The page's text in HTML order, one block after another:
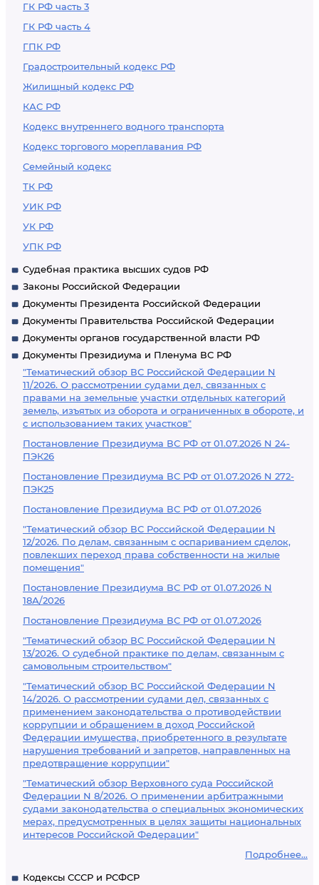
ГК РФ часть 3
ГК РФ часть 4
ГПК РФ
Градостроительный кодекс РФ
Жилищный кодекс РФ
КАС РФ
Кодекс внутреннего водного транспорта
Кодекс торгового мореплавания РФ
Семейный кодекс
ТК РФ
УИК РФ
УК РФ
УПК РФ
Судебная практика высших судов РФ
Законы Российской Федерации
Документы Президента Российской Федерации
Документы Правительства Российской Федерации
Документы органов государственной власти РФ
Документы Президиума и Пленума ВС РФ
"Тематический обзор ВС Российской Федерации N
11/2026. О рассмотрении судами дел, связанных с
правами на земельные участки отдельных категорий
земель, изъятых из оборота и ограниченных в обороте, и
с использованием таких участков"
Постановление Президиума ВС РФ от 01.07.2026 N 24-
ПЭК26
Постановление Президиума ВС РФ от 01.07.2026 N 272-
ПЭК25
Постановление Президиума ВС РФ от 01.07.2026
"Тематический обзор ВС Российской Федерации N
12/2026. По делам, связанным с оспариванием сделок,
повлекших переход права собственности на жилые
помещения"
Постановление Президиума ВС РФ от 01.07.2026 N
18А/2026
Постановление Президиума ВС РФ от 01.07.2026
"Тематический обзор ВС Российской Федерации N
13/2026. О судебной практике по делам, связанным с
самовольным строительством"
"Тематический обзор ВС Российской Федерации N
14/2026. О рассмотрении судами дел, связанных с
применением законодательства о противодействии
коррупции и обращением в доход Российской
Федерации имущества, приобретенного в результате
нарушения требований и запретов, направленных на
предотвращение коррупции"
"Тематический обзор Верховного суда Российской
Федерации N 8/2026. О применении арбитражными
судами законодательства о специальных экономических
мерах, предусмотренных в целях защиты национальных
интересов Российской Федерации"
Подробнее...
Кодексы СССР и РСФСР